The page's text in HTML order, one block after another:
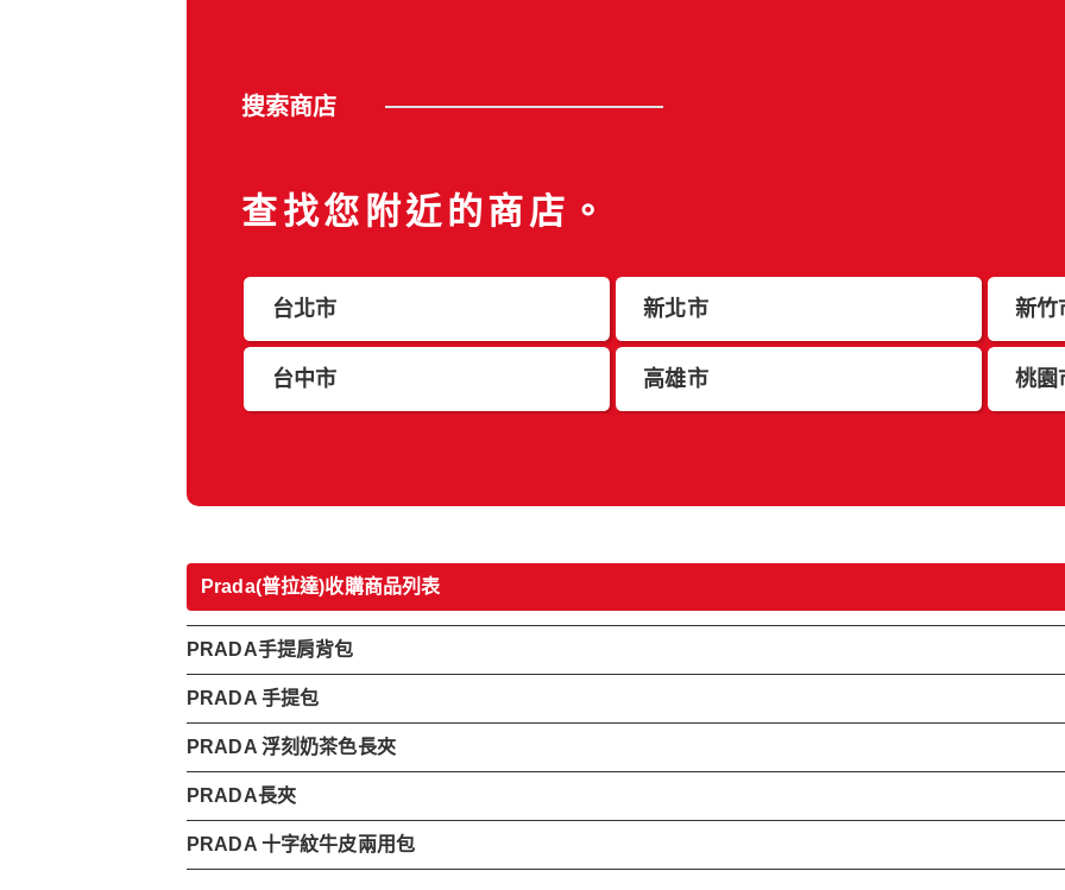
搜索商店
查找您附近的商店。
台北市 新北市 新竹
台中市 高雄市 桃園
Prada(普拉達)收購商品列表
PRADA手提肩背包
PRADA 手提包
PRADA 浮刻奶茶色長夾
PRADA長夾
PRADA 十字紋牛皮兩用包